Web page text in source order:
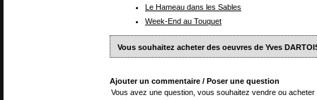
Le Hameau dans les Sables
Week-End au Touquet
Vous souhaitez acheter des oeuvres de Yves
Ajouter un commentaire / Poser une question
Vous avez une question, vous souhaitez vendre ou